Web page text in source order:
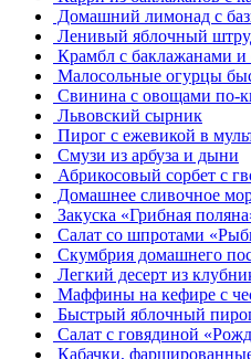
Домашний лимонад с
Ленивый яблочный
Крамбл с баклажанами
Малосольные огурцы
Свинина с овощами по-
Львовский сырник
Пирог с ежевикой в
Смузи из арбуза и дыни
Абрикосовый сорбет с
Домашнее сливочное
Закуска «Грибная
Салат со шпротами
Скумбрия домашнего
Легкий десерт из
Маффины на кефире с
Быстрый яблочный
Салат с говядиной
Кабачки,